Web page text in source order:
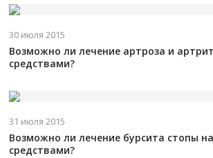
30 июля 2015
Возможно ли лечение артроза и
средствами?
31 июля 2015
Возможно ли лечение бурсита стопы
средствами?